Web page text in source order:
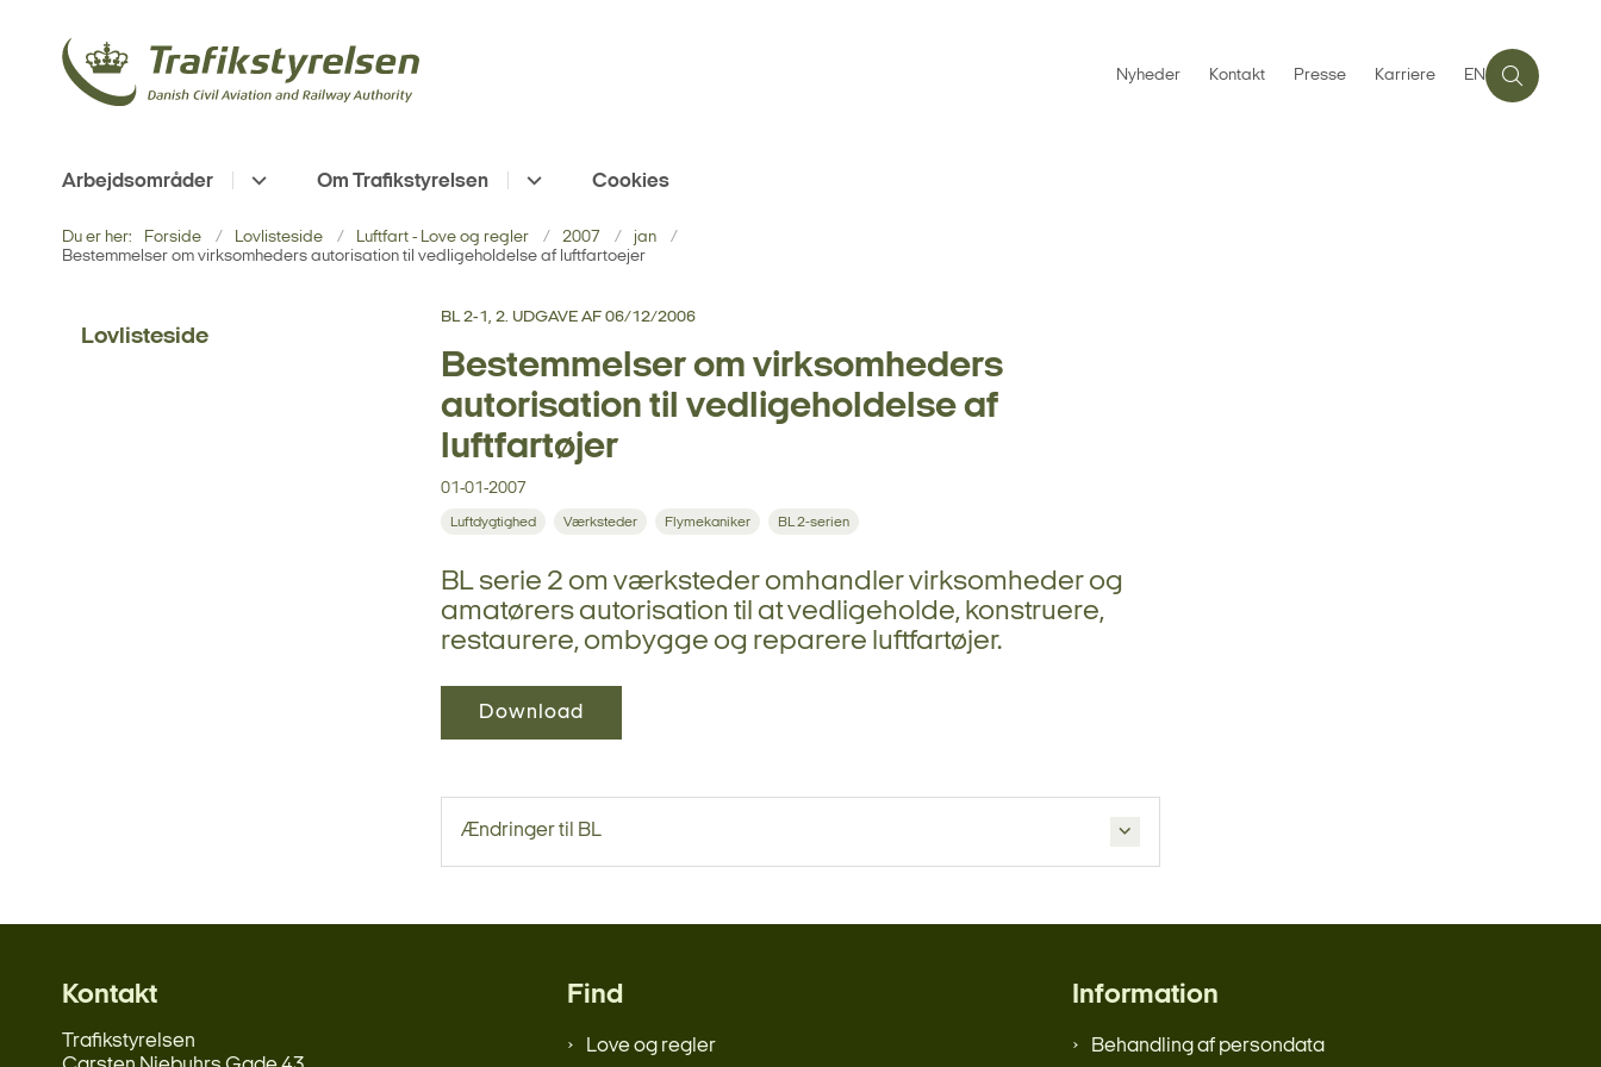
Nyheder Kontakt Presse Karriere EN
Arbejdsområder Om Trafikstyrelsen Cookies
Du er her: Forside Lovlisteside Luftfart - Love og regler 2007
jan
Bestemmelser om virksomheders autorisation til vedligeholdelse af luftfartoejer
Lovlisteside
BL 2-1, 2. UDGAVE AF 06/12/2006
Bestemmelser om virksomheders
autorisation til vedligeholdelse af
luftfartøjer
01-01-2007
Luftdygtighed Værksteder Flymekaniker BL 2-serien
BL serie 2 om værksteder omhandler virksomheder og
amatørers autorisation til at vedligeholde, konstruere,
restaurere, ombygge og reparere luftfartøjer.
Download
Ændringer til BL
Kontakt
Trafikstyrelsen
Find
Love og regler
Information
Behandling af persondata